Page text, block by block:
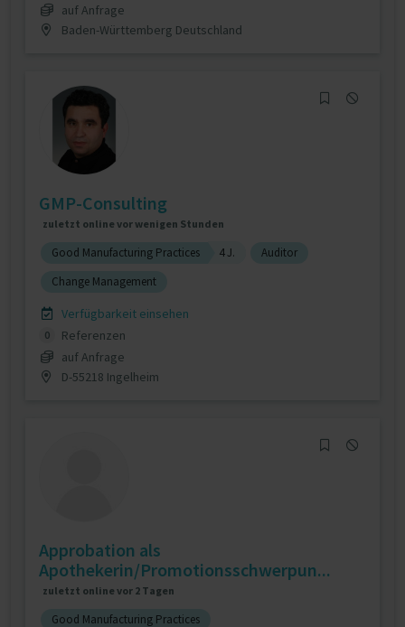
auf Anfrage
Baden-Württemberg Deutschland
GMP-Consulting
zuletzt online vor wenigen Stunden
Good Manufacturing Practices 4 J.
Auditor
Change Management
Verfügbarkeit einsehen
0
Referenzen
auf Anfrage
D-55218 Ingelheim
Approbation als
Apothekerin/Promotionsschwerpun...
zuletzt online vor 2 Tagen
Good Manufacturing Practices